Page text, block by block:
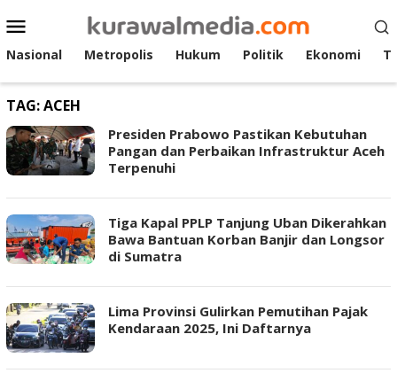
ke
konten
Menu
Mobile
Nasional Metropolis Hukum Politik Ekonomi
TAG:ACEH
Presiden Prabowo Pastikan Kebutuhan
Pangan dan Perbaikan Infrastruktur Aceh
Terpenuhi
Tiga Kapal PPLP Tanjung Uban Dikerahkan
Bawa Bantuan Korban Banjir dan Longsor
di Sumatra
Lima Provinsi Gulirkan Pemutihan Pajak
Kendaraan 2025, Ini Daftarnya